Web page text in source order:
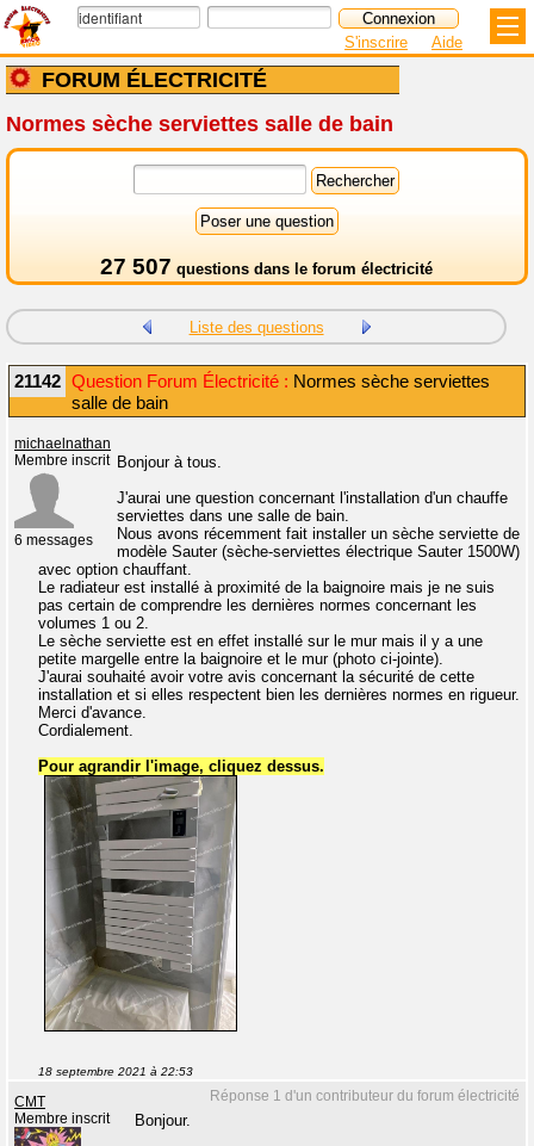
FORUM ÉLECTRICITÉ
S'inscrire Aide
Normes sèche serviettes salle de bain
27 507 questions dans le forum électricité
Liste des questions
21142 Question Forum Électricité : Normes sèche serviettes
salle de bain
michaelnathan
Membre inscrit
6 messages
Bonjour à tous.
J'aurai une question concernant l'installation d'un chauffe
serviettes dans une salle de bain.
Nous avons récemment fait installer un sèche serviette de
modèle Sauter (sèche-serviettes électrique Sauter 1500W)
avec option chauffant.
Le radiateur est installé à proximité de la baignoire mais je ne suis
pas certain de comprendre les dernières normes concernant les
volumes 1 ou 2.
Le sèche serviette est en effet installé sur le mur mais il y a une
petite margelle entre la baignoire et le mur (photo ci-jointe).
J'aurai souhaité avoir votre avis concernant la sécurité de cette
installation et si elles respectent bien les dernières normes en rigueur.
Merci d'avance.
Cordialement.
Pour agrandir l'image, cliquez dessus.
18 septembre 2021 à 22:53
Réponse 1 d'un contributeur du forum électricité
CMT
Membre inscrit
Bonjour.